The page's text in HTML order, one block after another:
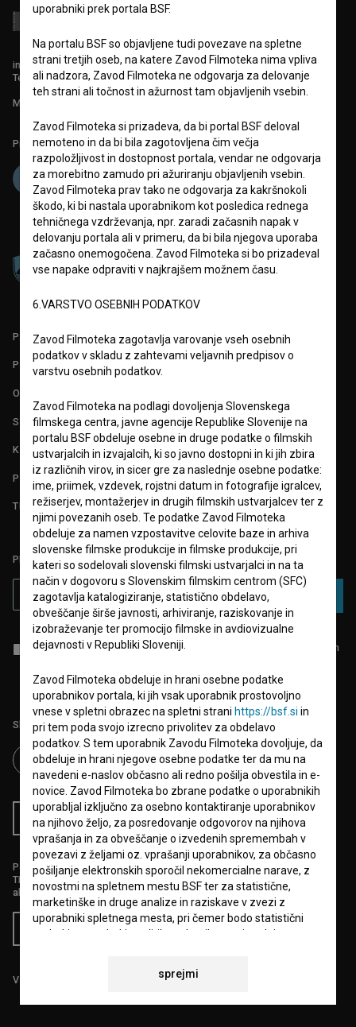
info@filmoteka.si
Tehnična pomoč: podpora@bsf.si
Mednarodna številka ISSN 2670-787X
Projekt sofinancira:
PARTNERJI
POGOJI UPORABE
O PROJEKTU
STATISTIKA
KONTAKT
POGOSTA VPRAŠANJA
TEST FUNKCIONALNOSTI
PRIJAVITE SE NA BSF NOVIČNIK:
PRIJAVA
Sprejemam splošne pogojein dajem
za zbiranje, hrambo in
Sledite nam na:
RSS novice RSS dogodki
Podprite nas z donacijo na
TRR: SI56 6100 0001 5706 684,
ali s kreditno kartico:
Doniraj
Vse cene vsebujejo DDV.
uporabniki prek portala BSF.
Na portalu BSF so objavljene tudi povezave na spletne
strani tretjih oseb, na katere Zavod Filmoteka nima vpliva
ali nadzora, Zavod Filmoteka ne odgovarja za delovanje
teh strani ali točnost in ažurnost tam objavljenih vsebin.
Zavod Filmoteka si prizadeva, da bi portal BSF deloval
nemoteno in da bi bila zagotovljena čim večja
razpoložljivost in dostopnost portala, vendar ne odgovarja
za morebitno zamudo pri ažuriranju objavljenih vsebin.
Zavod Filmoteka prav tako ne odgovarja za kakršnokoli
škodo, ki bi nastala uporabnikom kot posledica rednega
tehničnega vzdrževanja, npr. zaradi začasnih napak v
delovanju portala ali v primeru, da bi bila njegova uporaba
začasno onemogočena. Zavod Filmoteka si bo prizadeval
vse napake odpraviti v najkrajšem možnem času.
6.VARSTVO OSEBNIH PODATKOV
Zavod Filmoteka zagotavlja varovanje vseh osebnih
podatkov v skladu z zahtevami veljavnih predpisov o
varstvu osebnih podatkov.
Zavod Filmoteka na podlagi dovoljenja Slovenskega
filmskega centra, javne agencije Republike Slovenije na
portalu BSF obdeluje osebne in druge podatke o filmskih
ustvarjalcih in izvajalcih, ki so javno dostopni in ki jih zbira
iz različnih virov, in sicer gre za naslednje osebne podatke:
ime, priimek, vzdevek, rojstni datum in fotografije igralcev,
režiserjev, montažerjev in drugih filmskih ustvarjalcev ter z
njimi povezanih oseb. Te podatke Zavod Filmoteka
obdeluje za namen vzpostavitve celovite baze in arhiva
slovenske filmske produkcije in filmske produkcije, pri
kateri so sodelovali slovenski filmski ustvarjalci in na ta
način v dogovoru s Slovenskim filmskim centrom (SFC)
zagotavlja katalogiziranje, statistično obdelavo,
obveščanje širše javnosti, arhiviranje, raziskovanje in
izobraževanje ter promocijo filmske in avdiovizualne
dejavnosti v Republiki Sloveniji.
Zavod Filmoteka obdeluje in hrani osebne podatke
uporabnikov portala, ki jih vsak uporabnik prostovoljno
vnese v spletni obrazec na spletni strani https://bsf.si in
pri tem poda svojo izrecno privolitev za obdelavo
podatkov. S tem uporabnik Zavodu Filmoteka dovoljuje, da
obdeluje in hrani njegove osebne podatke ter da mu na
navedeni e-naslov občasno ali redno pošilja obvestila in e-
novice. Zavod Filmoteka bo zbrane podatke o uporabnikih
uporabljal izključno za osebno kontaktiranje uporabnikov
na njihovo željo, za posredovanje odgovorov na njihova
vprašanja in za obveščanje o izvedenih spremembah v
povezavi z željami oz. vprašanji uporabnikov, za občasno
pošiljanje elektronskih sporočil nekomercialne narave, z
novostmi na spletnem mestu BSF ter za statistične,
marketinške in druge analize in raziskave v zvezi z
uporabniki spletnega mesta, pri čemer bodo statistični
podatki oz. podatki analitike spletnih strani vselej
sprejmi